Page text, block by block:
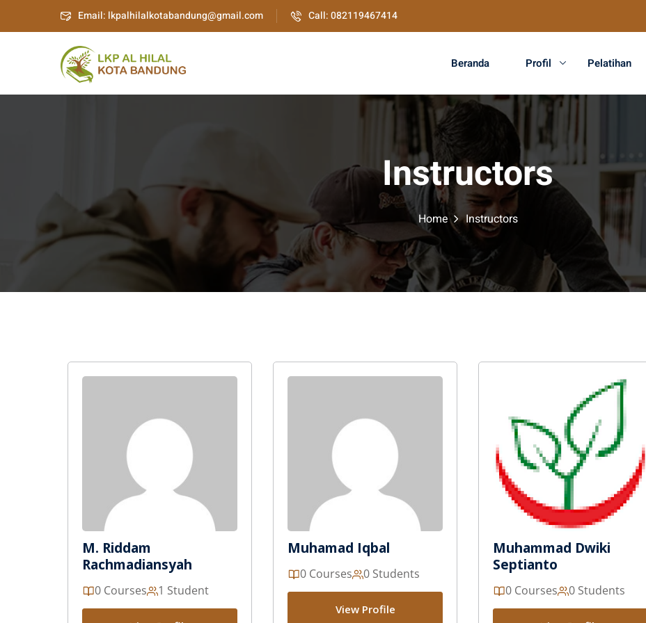
Email: lkpalhilalkotabandung@gmail.com Call: 082119467414
Beranda Profil Pelatihan
Instructors
Home Instructors
M. Riddam
Rachmadiansyah
0 Courses 1 Student
Muhamad Iqbal
0 Courses 0 Students
View Profile
Muhammad Dwiki
Septianto
0 Courses 0 Students